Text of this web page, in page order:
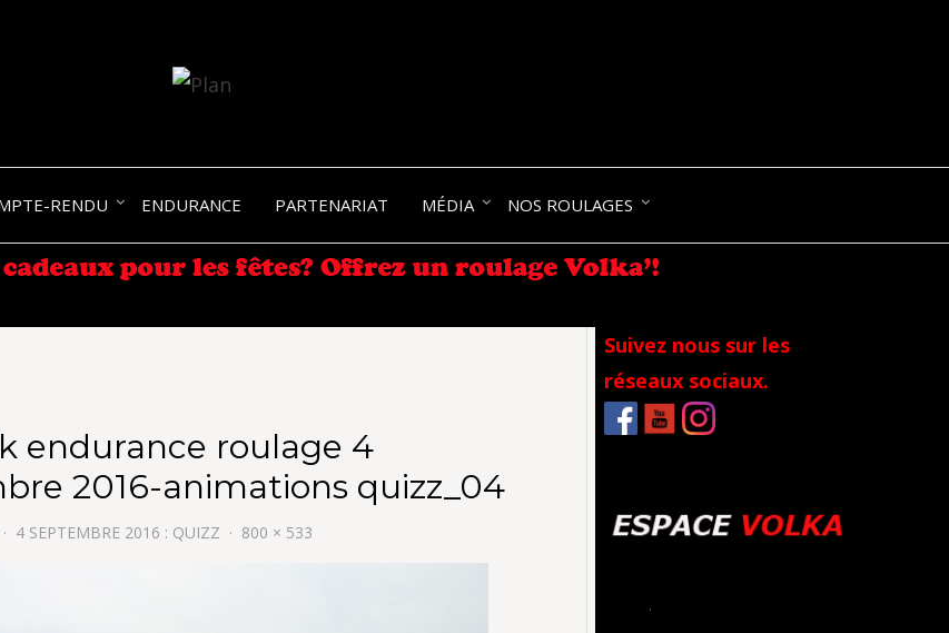
VOLKANIK-
ENDURANCE
RENDU ENDURANCE PARTENARIAT MÉDIA NOS ROULAGES
endurance roulage 4
2016-animations quizz_04
4 SEPTEMBRE 2016 : QUIZZ 800 × 533
Suivez nous sur les
réseaux sociaux.
.